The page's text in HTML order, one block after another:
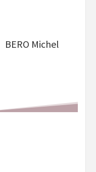
BERO Michel